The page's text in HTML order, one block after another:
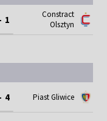
1
Constract
Olsztyn
4 Piast Gliwice